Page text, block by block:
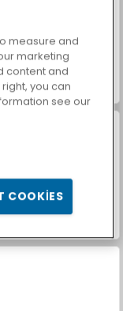
İçecekleri Eşle
measure and
marketing
content and
you can
see our
COOKIES